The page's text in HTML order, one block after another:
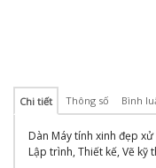
Chi tiết Thông số Bình
Dàn Máy tính xinh đẹp
Lập trình, Thiết kế, Vẽ kỹ